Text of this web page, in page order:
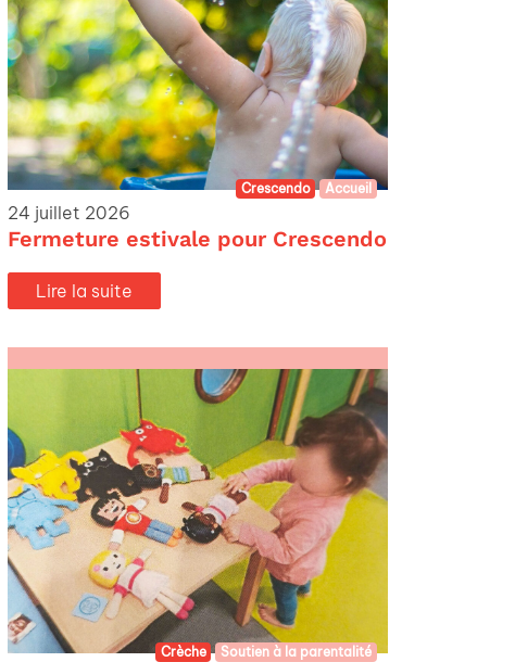
Crescendo Accueil
24 juillet 2026
Fermeture estivale pour Crescendo
Lire la suite
Crèche Soutien à la parentalité